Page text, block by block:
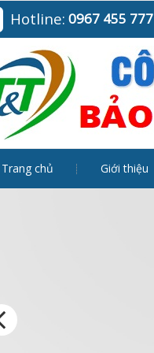
Hotline: 0967 455 777
Trang chủ Giới thiệu